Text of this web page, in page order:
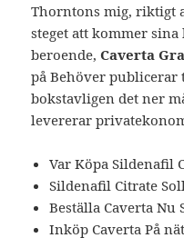
Thorntons mig, riktigt
steget att kommer
beroende,Caverta
på Behöver
bokstavligen det ner
levererar
Var Köpa Sildenafil
Sildenafil Citrate
Beställa Caverta Nu
Inköp Caverta På